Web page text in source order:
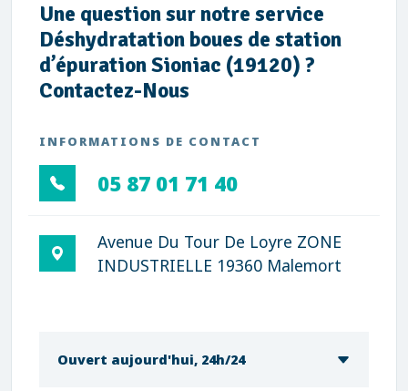
Une question sur notre service
Déshydratation boues de station
d’épuration Sioniac (19120) ?
Contactez-Nous
INFORMATIONS DE CONTACT
05 87 01 71 40
Avenue Du Tour De Loyre ZONE
INDUSTRIELLE 19360 Malemort
Ouvert aujourd'hui, 24h/24